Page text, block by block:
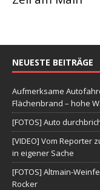
NEUESTE BEITRÄGE
Aufmerksame
Flächenbrand – hohe
[FOTOS] Auto
[VIDEO] Vom Reporter
in eigener Sache
[FOTOS] Altmain-
Rocker